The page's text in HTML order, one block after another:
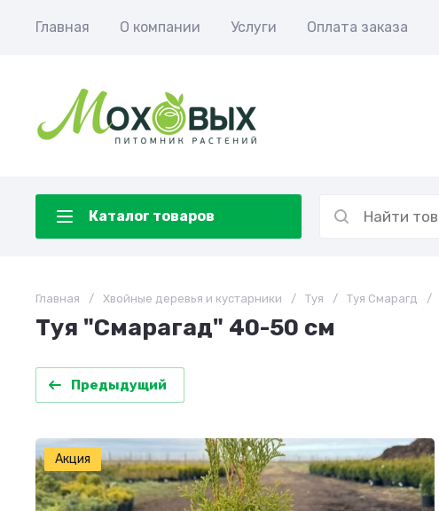
Главная О компании Услуги Оплата заказа
Каталог товаров
Главная / Хвойные деревья и кустарники / Туя / Туя Смарагд /
Туя "Смарагад" 40-50 см
Предыдущий
Акция